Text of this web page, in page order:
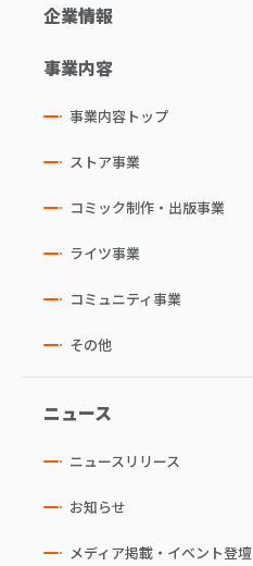
企業情報
事業内容
事業内容トップ
ストア事業
コミック制作・出版事業
ライツ事業
コミュニティ事業
その他
ニュース
ニュースリリース
お知らせ
メディア掲載・イベント登壇